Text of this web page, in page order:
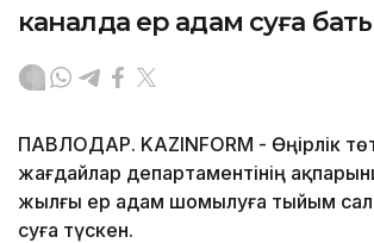
каналда ер адам суға
ПАВЛОДАР. KAZINFORM - Өңірлік
жағдайлар департаментінің
жылғы ер адам шомылуға тыйым
суға түскен.